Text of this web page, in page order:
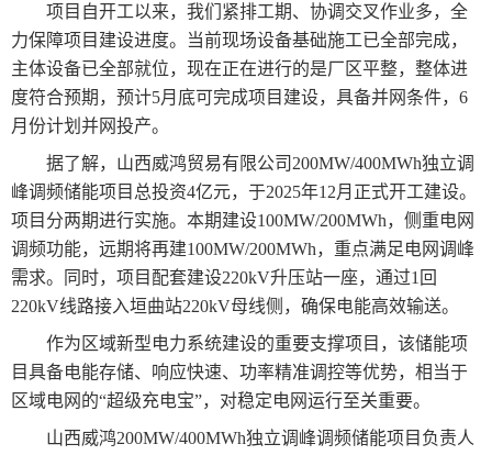
项目自开工以来，我们紧排工期、协调交叉作业多，全
力保障项目建设进度。当前现场设备基础施工已全部完成，
主体设备已全部就位，现在正在进行的是厂区平整，整体进
度符合预期，预计5月底可完成项目建设，具备并网条件，6
月份计划并网投产。
据了解，山西威鸿贸易有限公司200MW/400MWh独立调
峰调频储能项目总投资4亿元，于2025年12月正式开工建设。
项目分两期进行实施。本期建设100MW/200MWh，侧重电网
调频功能，远期将再建100MW/200MWh，重点满足电网调峰
需求。同时，项目配套建设220kV升压站一座，通过1回
220kV线路接入垣曲站220kV母线侧，确保电能高效输送。
作为区域新型电力系统建设的重要支撑项目，该储能项
目具备电能存储、响应快速、功率精准调控等优势，相当于
区域电网的“超级充电宝”，对稳定电网运行至关重要。
山西威鸿200MW/400MWh独立调峰调频储能项目负责人